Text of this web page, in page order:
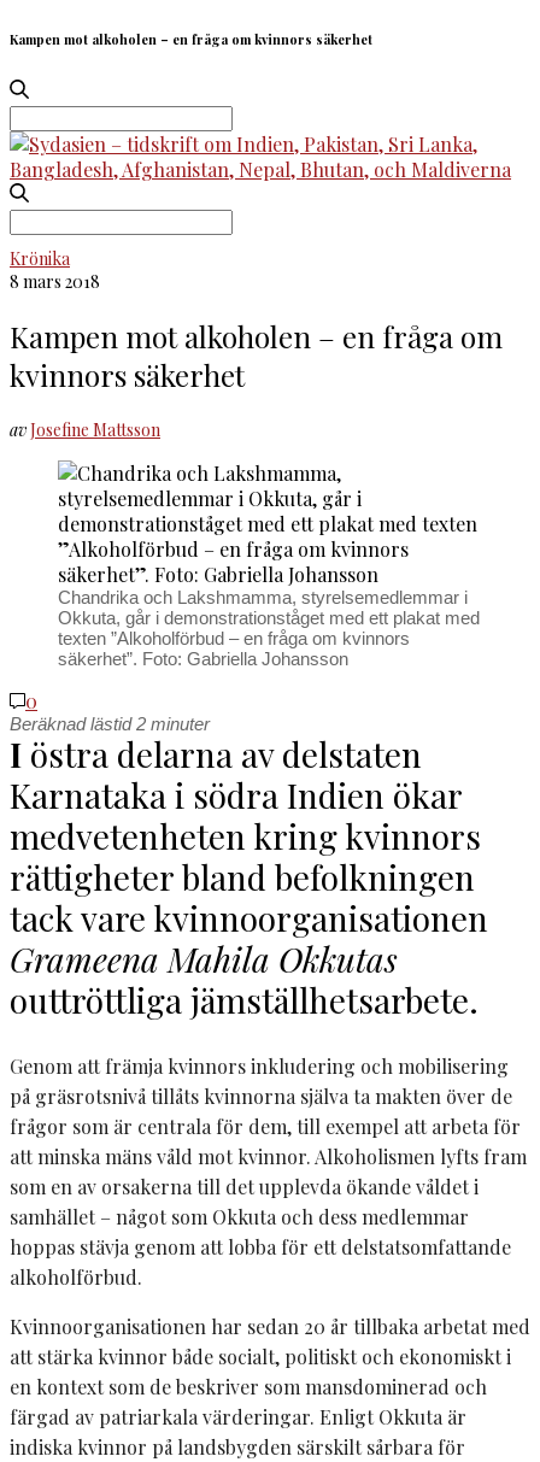
Kampen mot alkoholen – en fråga om kvinnors säkerhet
Search
for:
Search
Krönika
8 mars 2018
Kampen mot alkoholen – en fråga om
kvinnors säkerhet
avJosefine Mattsson
Chandrika och Lakshmamma, styrelsemedlemmar i
Okkuta, går i demonstrationståget med ett plakat med
texten ”Alkoholförbud – en fråga om kvinnors
säkerhet”. Foto: Gabriella Johansson
0
Beräknad lästid2 minuter
I östra delarna av delstaten
Karnataka i södra Indien ökar
medvetenheten kring kvinnors
rättigheter bland befolkningen
tack vare kvinnoorganisationen
Grameena Mahila Okkutas
outtröttliga jämställhetsarbete.
Genom att främja kvinnors inkludering och mobilisering
på gräsrotsnivå tillåts kvinnorna själva ta makten över de
frågor som är centrala för dem, till exempel att arbeta för
att minska mäns våld mot kvinnor. Alkoholismen lyfts fram
som en av orsakerna till det upplevda ökande våldet i
samhället – något som Okkuta och dess medlemmar
hoppas stävja genom att lobba för ett delstatsomfattande
alkoholförbud.
Kvinnoorganisationen har sedan 20 år tillbaka arbetat med
att stärka kvinnor både socialt, politiskt och ekonomiskt i
en kontext som de beskriver som mansdominerad och
färgad av patriarkala värderingar. Enligt Okkuta är
indiska kvinnor på landsbygden särskilt sårbara för